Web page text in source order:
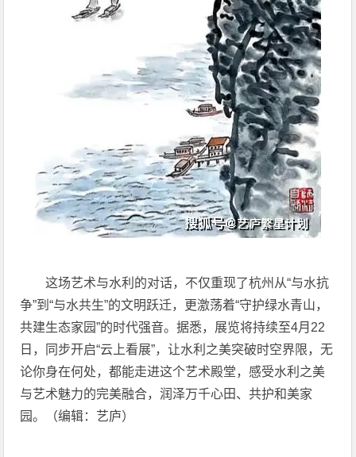
这场艺术与水利的对话，不仅重现了杭州从“与水抗
争”到“与水共生”的文明跃迁，更激荡着“守护绿水青山，
共建生态家园”的时代强音。据悉，展览将持续至4月22
日，同步开启“云上看展”，让水利之美突破时空界限，无
论你身在何处，都能走进这个艺术殿堂，感受水利之美
与艺术魅力的完美融合，润泽万千心田、共护和美家
园。（编辑：艺庐）